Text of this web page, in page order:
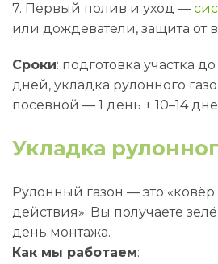
7. Первый полив и уход —
или дождеватели, защита от
Сроки: подготовка участка
дней, укладка рулонного
посевной — 1 день + 10–14
Укладка
Рулонный газон — это
действия». Вы получаете
день монтажа.
Как мы работаем: